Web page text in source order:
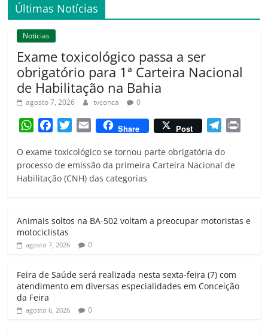
Últimas Notícias
Noticias
Exame toxicológico passa a ser
obrigatório para 1ª Carteira Nacional
de Habilitação na Bahia
agosto 7, 2026 tvconca 0
W
a
t
s
p
c
e
b
k
i
t
t
a
i
l
Share Post
l
e
m
O exame toxicológico se tornou parte obrigatória do
processo de emissão da primeira Carteira Nacional de
Habilitação (CNH) das categorias
Animais soltos na BA-502 voltam a preocupar motoristas e
motociclistas
agosto 7, 2026 0
Feira de Saúde será realizada nesta sexta-feira (7) com
atendimento em diversas especialidades em Conceição
da Feira
agosto 6, 2026 0